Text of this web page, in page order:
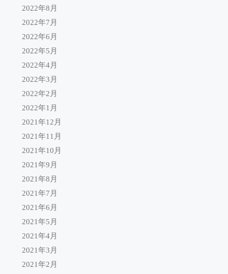
2022年8月
2022年7月
2022年6月
2022年5月
2022年4月
2022年3月
2022年2月
2022年1月
2021年12月
2021年11月
2021年10月
2021年9月
2021年8月
2021年7月
2021年6月
2021年5月
2021年4月
2021年3月
2021年2月